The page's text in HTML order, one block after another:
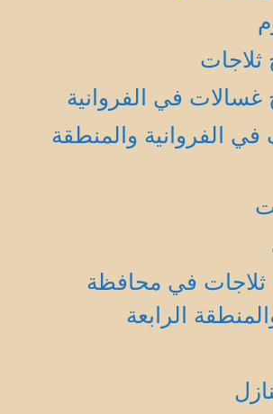
في الفروانية
الفروانية والمنطقة
ثلاجات في محافظة
الرابعة